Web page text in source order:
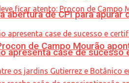
de Campo Mourão
abertura de CPI para apurar
apresenta case de